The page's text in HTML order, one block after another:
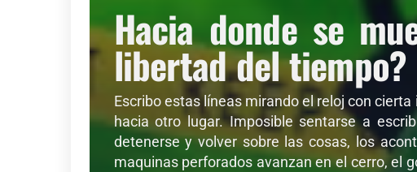
Hacia donde se
libertad del tiempo?
Escribo estas líneas mirando el reloj con
hacia otro lugar. Imposible sentarse a
detenerse y volver sobre las cosas, los
maquinas perforados avanzan en el cerro, el